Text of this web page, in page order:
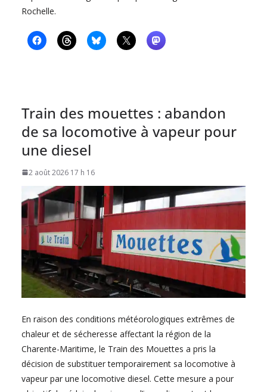
Rochelle.
Train des mouettes : abandon
de sa locomotive à vapeur pour
une diesel
2 août 2026 17 h 16
En raison des conditions météorologiques extrêmes de
chaleur et de sécheresse affectant la région de la
Charente-Maritime, le Train des Mouettes a pris la
décision de substituer temporairement sa locomotive à
vapeur par une locomotive diesel. Cette mesure a pour